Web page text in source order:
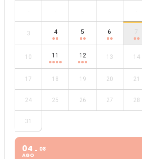
- - - - -
3 4 5 6 7
10 11 12 13 14
17 18 19 20 21
24 25 26 27 28
31
04
AGO
08